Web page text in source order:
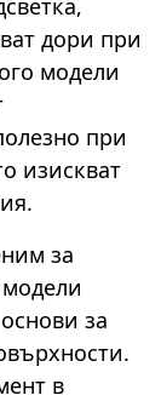
дори при
модели
при
изискват
за
за
в